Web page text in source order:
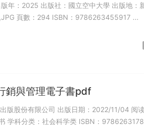
集叢名：社會科學系叢書 格式：PDF,JPG 頁數：294 ISBN：9786263455917 ...
銷與管理電子書pdf
版股份有限公司 出版日期：2022/11/04 阅
学科分类：社会科学类 ISBN：